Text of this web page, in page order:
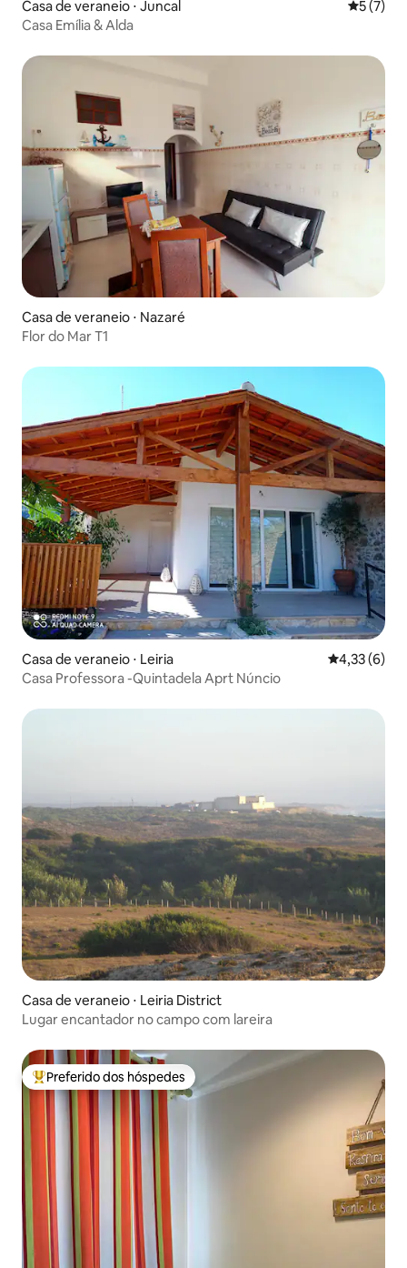
Casa de veraneio ⋅ Juncal 5 de
5 (7)
Casa Emília & Alda
Casa de veraneio ⋅ Nazaré
Flor do Mar T1
Casa de veraneio ⋅ Leiria 4,33 de
4,33 (6)
Casa Professora -Quintadela Aprt Núncio
Casa de veraneio ⋅ Leiria District
Lugar encantador no campo com lareira
Entre os melhores preferidos dos hóspedes
Preferido dos hóspedes